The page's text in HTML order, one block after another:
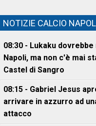
NOTIZIE CALCIO
08:30 - Lukaku
Napoli, ma non c'è mai
Castel di Sangro
08:15 - Gabriel Jesus
arrivare in azzurro ad
attacco